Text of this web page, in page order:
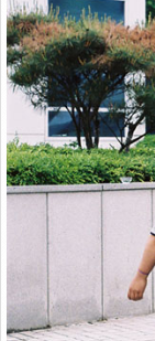
Portfolio
백과사전
공부방
Footprint
Link